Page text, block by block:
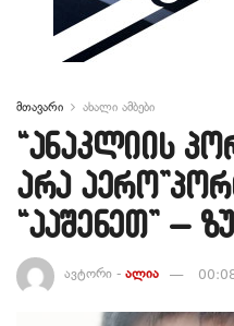
მთავარი ახალი ამბები
“ანაკლიის
არა
“ააშენეთ” –
ავტორი - ალია